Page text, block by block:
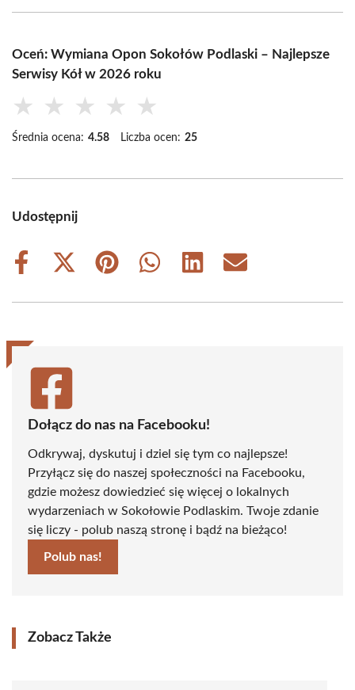
Oceń: Wymiana Opon Sokołów Podlaski – Najlepsze
Serwisy Kół w 2026 roku
★ ★ ★ ★ ★
Średnia ocena: 4.58 Liczba ocen: 25
Udostępnij
Share
Share
(Twitter)
Share
Share
Share
Share
Dołącz do nas na Facebooku!
Odkrywaj, dyskutuj i dziel się tym co najlepsze!
Przyłącz się do naszej społeczności na Facebooku,
gdzie możesz dowiedzieć się więcej o lokalnych
wydarzeniach w Sokołowie Podlaskim. Twoje zdanie
się liczy - polub naszą stronę i bądź na bieżąco!
Polub nas!
Zobacz Także